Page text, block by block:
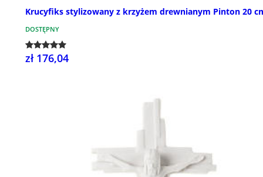
Krucyfiks stylizowany z krzyżem drewnianym Pinton 20
DOSTĘPNY
zł 176,04